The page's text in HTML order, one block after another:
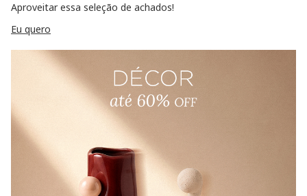
Aproveitar essa seleção de achados!
Eu quero